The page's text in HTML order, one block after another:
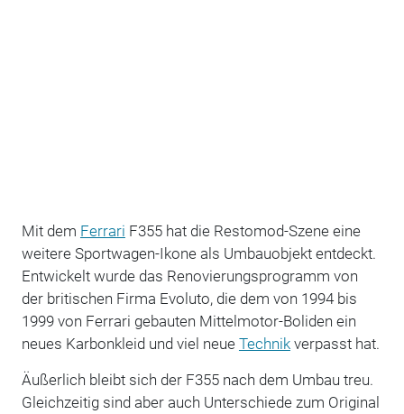
Mit dem Ferrari F355 hat die Restomod-Szene eine
weitere Sportwagen-Ikone als Umbauobjekt entdeckt.
Entwickelt wurde das Renovierungsprogramm von
der britischen Firma Evoluto, die dem von 1994 bis
1999 von Ferrari gebauten Mittelmotor-Boliden ein
neues Karbonkleid und viel neue Technikverpasst hat.
Äußerlich bleibt sich der F355 nach dem Umbau treu.
Gleichzeitig sind aber auch Unterschiede zum Original